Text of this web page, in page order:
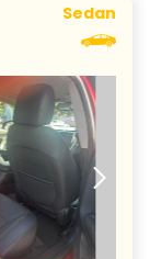
Sedan
next